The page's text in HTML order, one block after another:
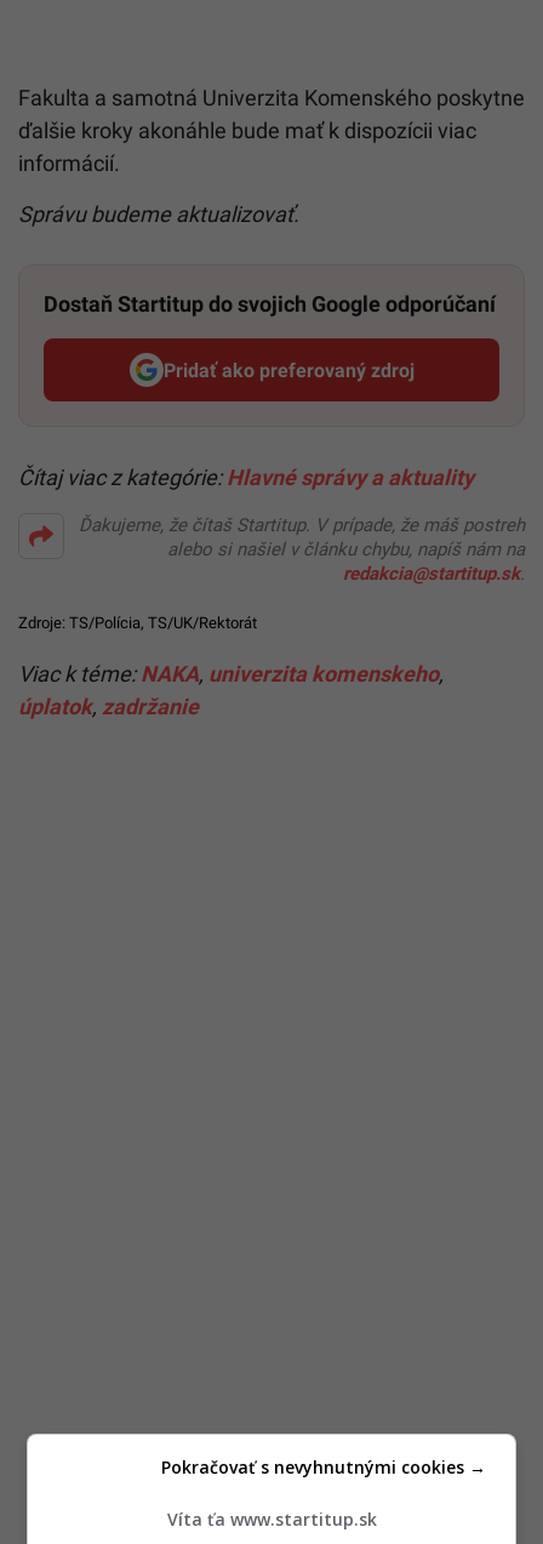
Fakulta a samotná Univerzita Komenského poskytne
ďalšie kroky akonáhle bude mať k dispozícii viac
informácií.
Správu budeme aktualizovať.
Dostaň Startitup do svojich Google odporúčaní
Pridať ako preferovaný zdroj
Startitup, odkaz sa otvorí v
Čítaj viac z kategórie:Hlavné správy a aktuality
Ďakujeme, že čítaš Startitup. V prípade, že máš postreh
alebo si našiel v článku chybu, napíš nám na
redakcia@startitup.sk.
Zdroje: TS/Polícia, TS/UK/Rektorát
Viac k téme:NAKA, univerzita komenskeho,
úplatok, zadržanie
Víta ťa www.startitup.sk
Pokračovať s nevyhnutnými cookies →